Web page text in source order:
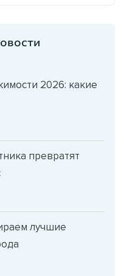
2026: какие
превратят
лучшие